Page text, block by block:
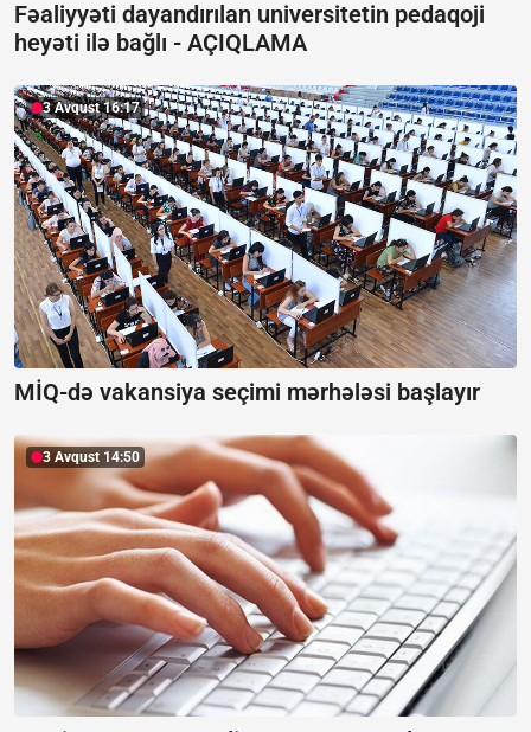
Fəaliyyəti dayandırılan universitetin pedaqoji
heyəti ilə bağlı - AÇIQLAMA
3 Avqust 16:17
MİQ-də vakansiya seçimi mərhələsi başlayır
3 Avqust 14:50